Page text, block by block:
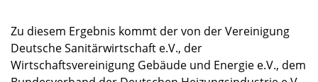
Zu diesem Ergebnis kommt der von der Vereinigung
Deutsche Sanitärwirtschaft e.V., der
Wirtschaftsvereinigung Gebäude und Energie e.V., dem